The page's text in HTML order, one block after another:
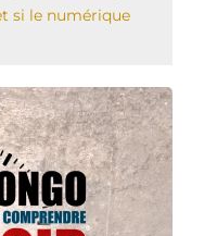
si le numérique